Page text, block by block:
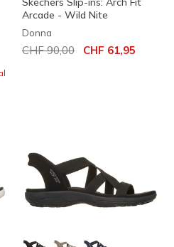
Arcade - Wild Nite
Donna
Prezzo ridotto da
CHF 90,00 per
CHF 61,95